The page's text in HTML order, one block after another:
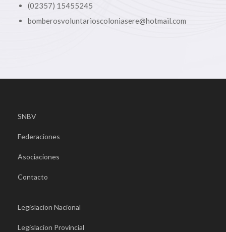
(02357) 15455245
bomberosvoluntarioscoloniasere@hotmail.com
SNBV
Federaciones
Asociaciones
Contacto
Legislacion Nacional
Legislacion Provincial